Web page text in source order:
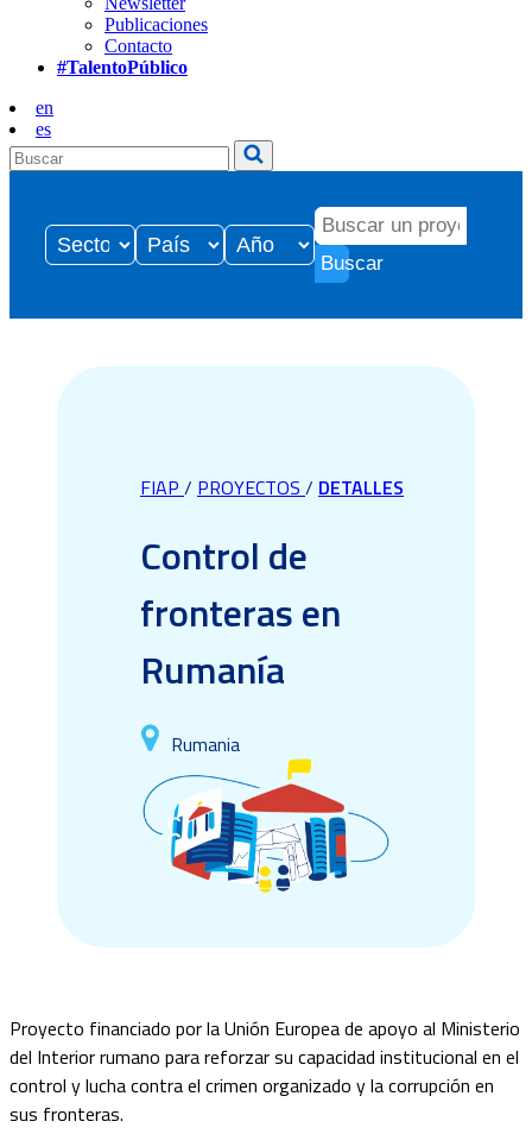
Publicaciones
Contacto
#TalentoPúblico
en
es
Buscar
FIAP / PROYECTOS / DETALLES
Control de
fronteras en
Rumanía
Rumania
Proyecto financiado por la Unión Europea de apoyo al Ministerio
del Interior rumano para reforzar su capacidad institucional en el
control y lucha contra el crimen organizado y la corrupción en
sus fronteras.